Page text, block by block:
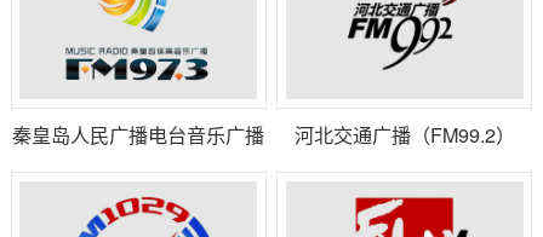
秦皇岛人民广播电台音乐广播 河北交通广播（FM99.2）